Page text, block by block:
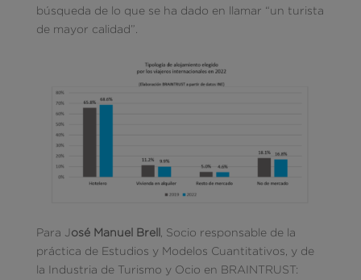
búsqueda de lo que se ha dado en llamar “un turista
de mayor calidad”.
Para José Manuel Brell
, Socio responsable de la
práctica de Estudios y Modelos Cuantitativos, y de
la Industria de Turismo y Ocio en BRAINTRUST: